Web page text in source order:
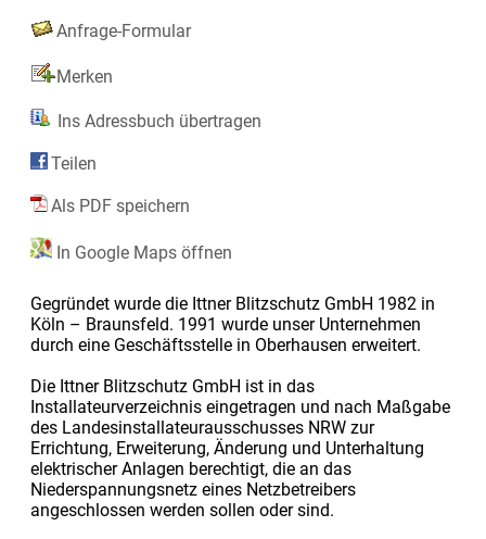
Anfrage-Formular
Merken
Ins Adressbuch übertragen
Teilen
Als PDF speichern
In Google Maps öffnen
Gegründet wurde die Ittner Blitzschutz GmbH 1982 in
Köln – Braunsfeld. 1991 wurde unser Unternehmen
durch eine Geschäftsstelle in Oberhausen erweitert.
Die Ittner Blitzschutz GmbH ist in das
Installateurverzeichnis eingetragen und nach Maßgabe
des Landesinstallateurausschusses NRW zur
Errichtung, Erweiterung, Änderung und Unterhaltung
elektrischer Anlagen berechtigt, die an das
Niederspannungsnetz eines Netzbetreibers
angeschlossen werden sollen oder sind.